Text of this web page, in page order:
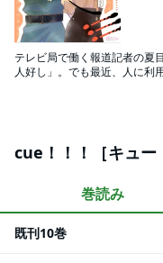
テレビ局で働く報道記者の夏
人好し」。でも最近、人に利
ーを追い払うため、深町に恋
ステリアスなイケメン守衛×
cue！！！［キュー
巻読み
既刊10巻